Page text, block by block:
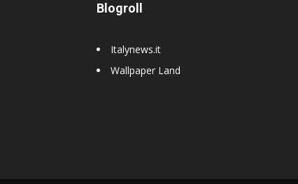
Blogroll
Italynews.it
Wallpaper Land